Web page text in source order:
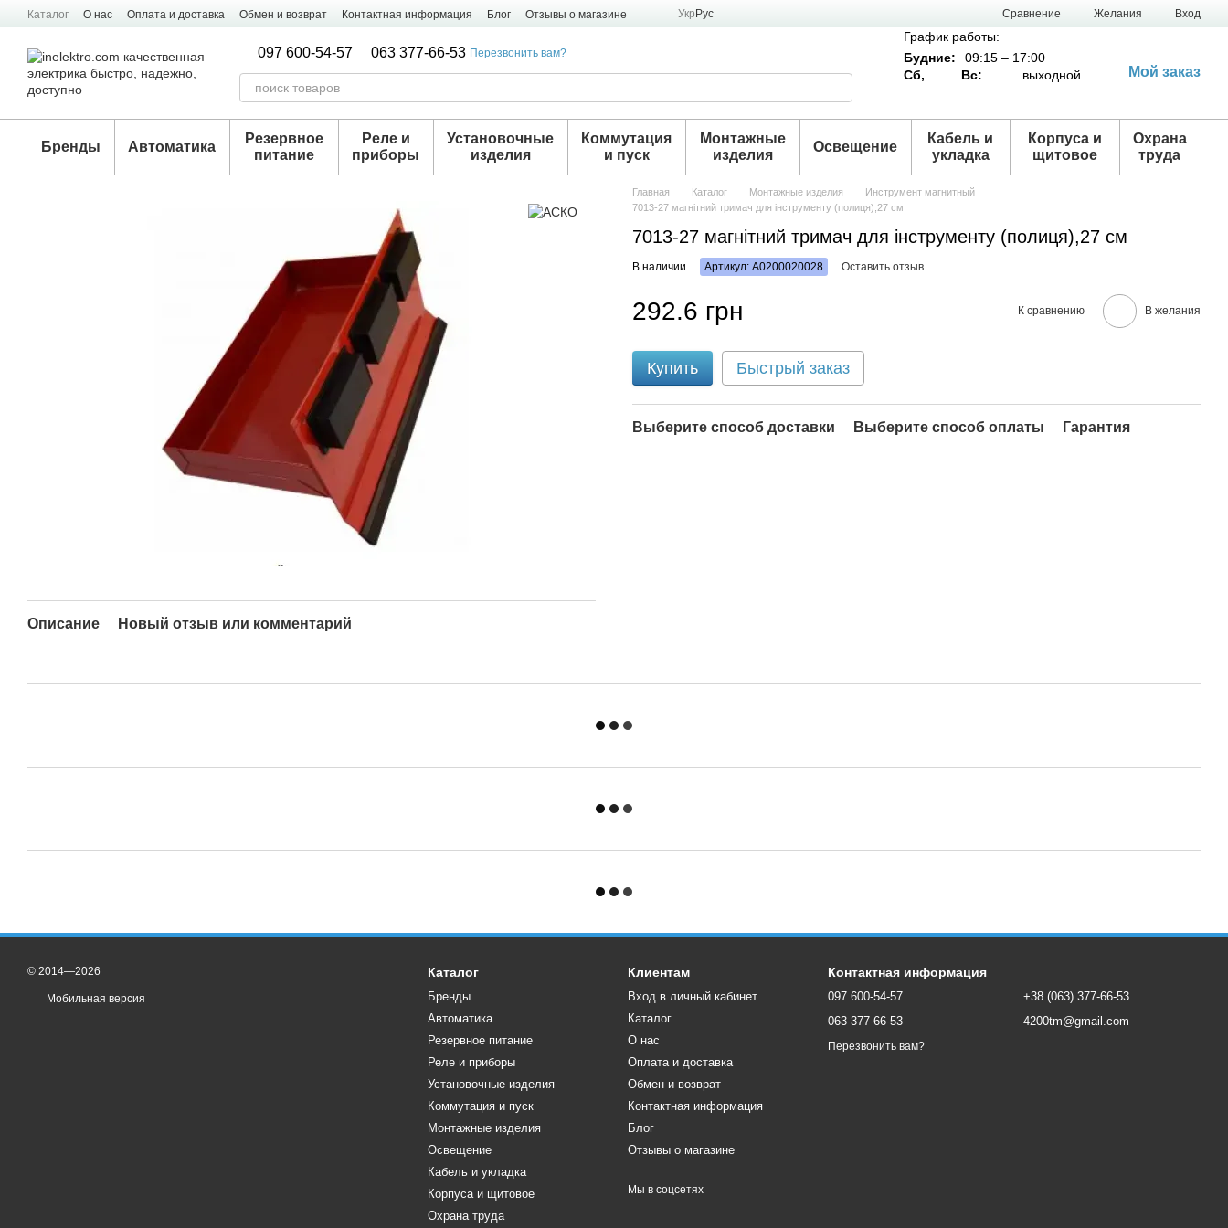
Перейти к основному контенту
Каталог О нас Оплата и доставка Обмен и возврат Контактная информация Блог Отзывы о магазине Укр Рус Сравнение Желания Вход
097 600-54-57 063 377-66-53 Перезвонить вам?
График работы:
Будние:
09:15 – 17:00
Сб,
Вс: выходной Мой заказ
Бренды Автоматика
Резервное
питание
Реле и
приборы
Установочные
изделия
Коммутация
и пуск
Монтажные
изделия
Освещение
Кабель и
укладка
Корпуса и
щитовое
Охрана
труда
Описание Новый отзыв или комментарий
Главная Каталог Монтажные изделия
Инструмент магнитный
7013-27 магнітний тримач для інструменту (полиця),27 см
7013-27 магнітний тримач для інструменту (полиця),27 см
В наличии Артикул: A0200020028 Оставить отзыв
292.6 грн К сравнению В желания
Купить Быстрый заказ
Выберите способ доставки Выберите способ оплаты Гарантия
© 2014—2026
Мобильная версия
Каталог
Бренды
Автоматика
Резервное питание
Реле и приборы
Установочные изделия
Коммутация и пуск
Монтажные изделия
Освещение
Кабель и укладка
Корпуса и щитовое
Охрана труда
Клиентам
Вход в личный кабинет
Каталог
О нас
Оплата и доставка
Обмен и возврат
Контактная информация
Блог
Отзывы о магазине
Мы в соцсетях
Контактная информация
097 600-54-57
063 377-66-53
Перезвонить вам?
+38 (063) 377-66-53
4200tm@gmail.com